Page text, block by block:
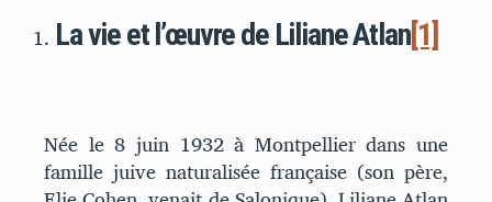
La vie et l’œuvre de Liliane Atlan[1]
Née le 8 juin 1932 à Montpellier dans une
famille juive naturalisée française (son père,